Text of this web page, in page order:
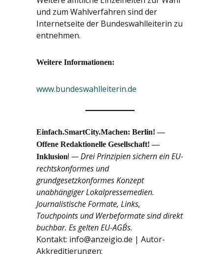
und zum Wahlverfahren sind der
Internetseite der Bundeswahlleiterin zu
entnehmen.
Weitere Informationen:
www.bundeswahlleiterin.de
Einfach.SmartCity.Machen: Berlin! —
Offene Redaktionelle Gesellschaft! —
Inklusion! — Drei Prinzipien sichern ein EU-
rechtskonformes und
grundgesetzkonformes Konzept
unabhängiger Lokalpressemedien.
Journalistische Formate, Links,
Touchpoints und Werbeformate sind direkt
buchbar. Es gelten EU-AGB´s.
Kontakt: info@anzeigio.de | Autor-
Akkreditierungen: